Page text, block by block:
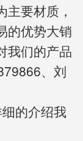
要材质，
的优势大销
我们的产品
、刘
的介绍我